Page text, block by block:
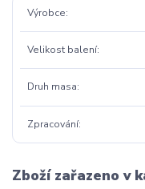
Výrobce
Velikost balení
Druh masa
Zpracování
Zboží zařazeno v